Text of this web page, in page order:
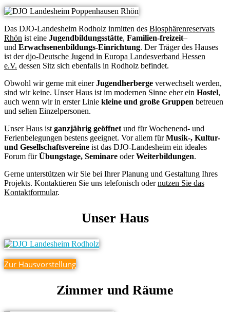
Das DJO-Landesheim Rodholz inmitten des Biosphärenreservats
Rhön ist eine Jugendbildungsstätte, Familien-freizeit–
und Erwachsenenbildungs-Einrichtung. Der Träger des Hauses
ist derdjo-Deutsche Jugend in Europa Landesverband Hessen
e.V. dessen Sitz sich ebenfalls in Rodholz befindet.
Obwohl wir gerne mit einerJugendherberge verwechselt werden,
sind wir keine. Unser Haus ist im modernen Sinne eher ein Hostel,
auch wenn wir in erster Linie kleine und große Gruppen betreuen
und selten Einzelpersonen.
Unser Haus ist ganzjährig geöffnet und für Wochenend- und
Ferienbelegungen bestens geeignet. Vor allem fürMusik-, Kultur-
und Gesellschaftsvereine ist das DJO-Landesheim ein ideales
Forum fürÜbungstage, Seminare oderWeiterbildungen.
Gerne unterstützen wir Sie bei Ihrer Planung und Gestaltung Ihres
Projekts. Kontaktieren Sie uns telefonisch odernutzen Sie das
Kontaktformular.
Unser Haus
Zur Hausvorstellung
Zimmer und Räume